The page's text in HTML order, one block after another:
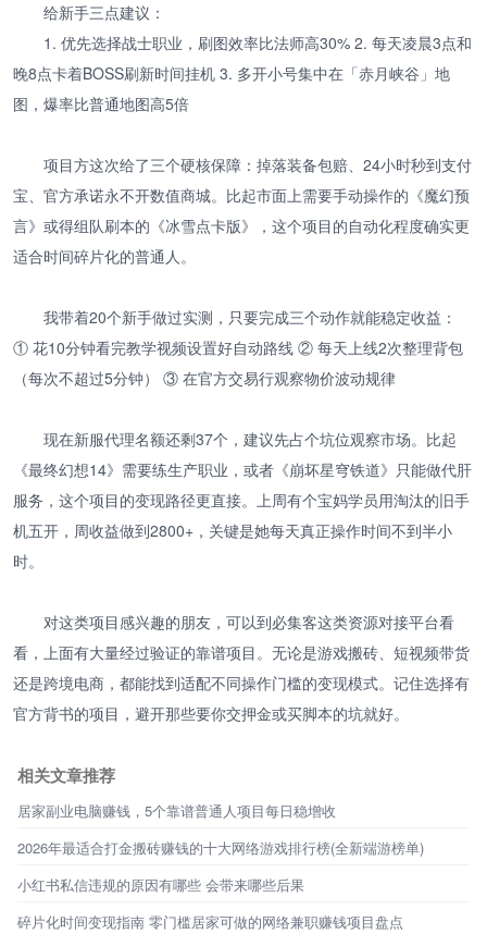
给新手三点建议：
1. 优先选择战士职业，刷图效率比法师高30% 2. 每天凌晨3点和
晚8点卡着BOSS刷新时间挂机 3. 多开小号集中在「赤月峡谷」地
图，爆率比普通地图高5倍
项目方这次给了三个硬核保障：掉落装备包赔、24小时秒到支付
宝、官方承诺永不开数值商城。比起市面上需要手动操作的《魔幻预
言》或得组队刷本的《冰雪点卡版》，这个项目的自动化程度确实更
适合时间碎片化的普通人。
我带着20个新手做过实测，只要完成三个动作就能稳定收益：
① 花10分钟看完教学视频设置好自动路线 ② 每天上线2次整理背包
（每次不超过5分钟） ③ 在官方交易行观察物价波动规律
现在新服代理名额还剩37个，建议先占个坑位观察市场。比起
《最终幻想14》需要练生产职业，或者《崩坏星穹铁道》只能做代肝
服务，这个项目的变现路径更直接。上周有个宝妈学员用淘汰的旧手
机五开，周收益做到2800+，关键是她每天真正操作时间不到半小
时。
对这类项目感兴趣的朋友，可以到必集客这类资源对接平台看
看，上面有大量经过验证的靠谱项目。无论是游戏搬砖、短视频带货
还是跨境电商，都能找到适配不同操作门槛的变现模式。记住选择有
官方背书的项目，避开那些要你交押金或买脚本的坑就好。
相关文章推荐
居家副业电脑赚钱，5个靠谱普通人项目每日稳增收
2026年最适合打金搬砖赚钱的十大网络游戏排行榜(全新端游榜单)
小红书私信违规的原因有哪些 会带来哪些后果
碎片化时间变现指南 零门槛居家可做的网络兼职赚钱项目盘点